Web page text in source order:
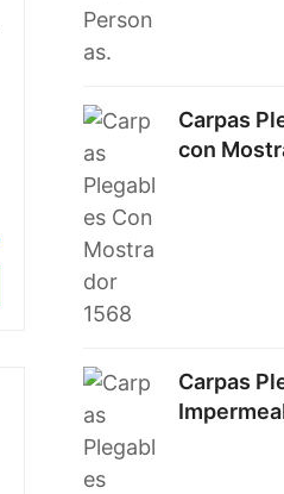
Carpas
con
Carpas